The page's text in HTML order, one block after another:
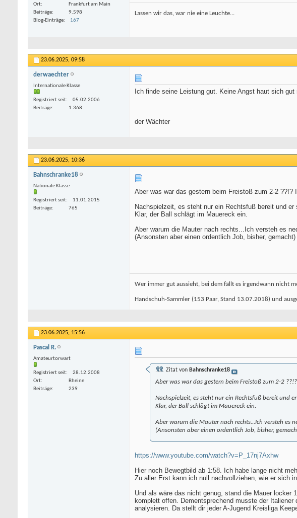
Ort
Frankfurt am Main
Beiträge
9.598
Blog-Einträge
167
Lassen wir das, war nie eine Leuchte...
23.06.2025, 09:58
derwaechter
Internationale Klasse
Registriert seit
05.02.2006
Beiträge
1.368
Ich finde seine Leistung gut. Keine Angst haut sich
der Wächter
23.06.2025, 10:36
Bahnschranke18
Nationale Klasse
Registriert seit
11.01.2015
Beiträge
765
Aber was war das gestern beim Freistoß zum 2-2
Nachspielzeit, es steht nur ein Rechtsfuß bereit und
Klar, der Ball schlägt im Mauereck ein.
Aber warum die Mauter nach rechts...Ich versteh es
(Ansonsten aber einen ordentlich Job, bisher, gemacht)
Wer immer gut aussieht, bei dem fällt es irgendwann nicht
Handschuh-Sammler (153 Paar, Stand 13.07.2018) und
23.06.2025, 15:56
Pascal R.
Amateurtorwart
Registriert seit
28.12.2008
Ort
Rheine
Beiträge
239
Zitat von Bahnschranke18
Aber was war das gestern beim Freistoß zum 2-2
Nachspielzeit, es steht nur ein Rechtsfuß bereit und
Klar, der Ball schlägt im Mauereck ein.
Aber warum die Mauter nach rechts...Ich versteh es
(Ansonsten aber einen ordentlich Job, bisher,
https://www.youtube.com/watch?v=P_17nj7Axhw
Hier noch Bewegtbild ab 1:58. Ich habe lange nicht
Zu aller Erst kann ich null nachvollziehen, wie er sich
Und als wäre das nicht genug, stand die Mauer
komplett offen. Dementsprechend musste der
analysieren. Da stellt dir jeder A-Jugend Kreisliga